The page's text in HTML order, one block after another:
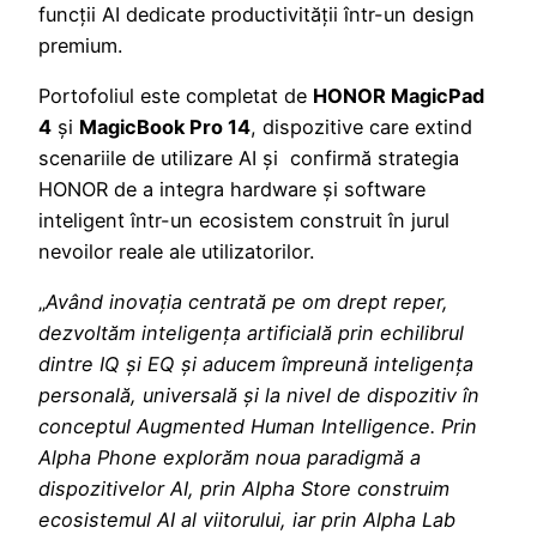
funcții AI dedicate productivității într-un design
premium.
Portofoliul este completat de HONOR MagicPad
4 și MagicBook Pro 14, dispozitive care extind
scenariile de utilizare AI și confirmă strategia
HONOR de a integra hardware și software
inteligent într-un ecosistem construit în jurul
nevoilor reale ale utilizatorilor.
„Având inovația centrată pe om drept reper,
dezvoltăm inteligența artificială prin echilibrul
dintre IQ și EQ și aducem împreună inteligența
personală, universală și la nivel de dispozitiv în
conceptul Augmented Human Intelligence. Prin
Alpha Phone explorăm noua paradigmă a
dispozitivelor AI, prin Alpha Store construim
ecosistemul AI al viitorului, iar prin Alpha Lab